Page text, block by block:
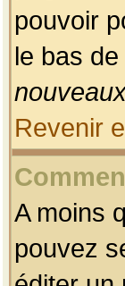
pouvoir
le bas
Revenir
A moins
pouvez